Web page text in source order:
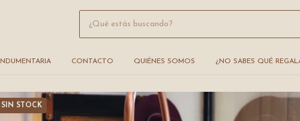
INDUMENTARIA CONTACTO QUIÉNES SOMOS ¿NO SABES QUÉ
SIN STOCK